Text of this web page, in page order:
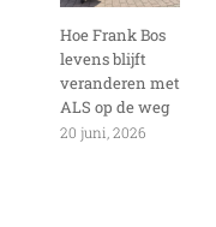
Hoe Frank Bos
levens blijft
veranderen met
ALS op de weg
20 juni, 2026